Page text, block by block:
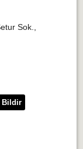
Sok.,
Bildir